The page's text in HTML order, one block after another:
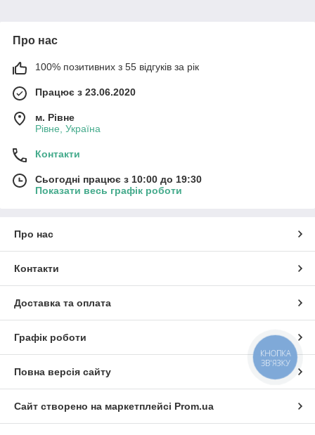
Про нас
100% позитивних з 55 відгуків за рік
Працює з 23.06.2020
м. Рівне
Рівне, Україна
Контакти
Сьогодні працює з 10:00 до 19:30
Показати весь графік роботи
Про нас
Контакти
Доставка та оплата
Графік роботи
Повна версія сайту
Сайт створено на маркетплейсі Prom.ua
КНОПКА
ЗВ'ЯЗКУ